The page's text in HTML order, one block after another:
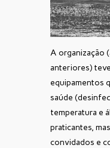
A organização
anteriores)
equipamentos
saúde
temperatura e
praticantes,
convidados e